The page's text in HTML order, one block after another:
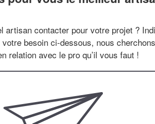
artisan contacter pour votre projet ?
besoin ci-dessous, nous
relation avec le pro qu’il vous faut !